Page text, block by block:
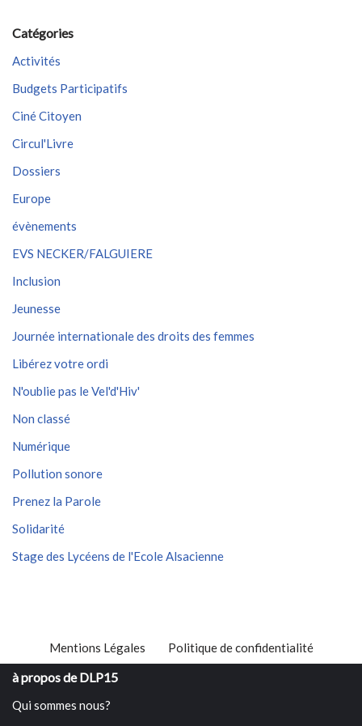
Catégories
Activités
Budgets Participatifs
Ciné Citoyen
Circul'Livre
Dossiers
Europe
évènements
EVS NECKER/FALGUIERE
Inclusion
Jeunesse
Journée internationale des droits des femmes
Libérez votre ordi
N'oublie pas le Vel'd'Hiv'
Non classé
Numérique
Pollution sonore
Prenez la Parole
Solidarité
Stage des Lycéens de l'Ecole Alsacienne
Mentions Légales Politique de confidentialité
à propos de DLP15
Qui sommes nous?